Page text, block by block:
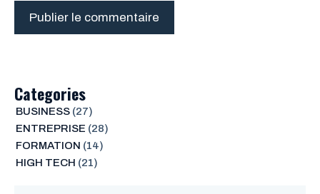
Categories
BUSINESS(27)
ENTREPRISE (28)
FORMATION (14)
HIGH TECH (21)